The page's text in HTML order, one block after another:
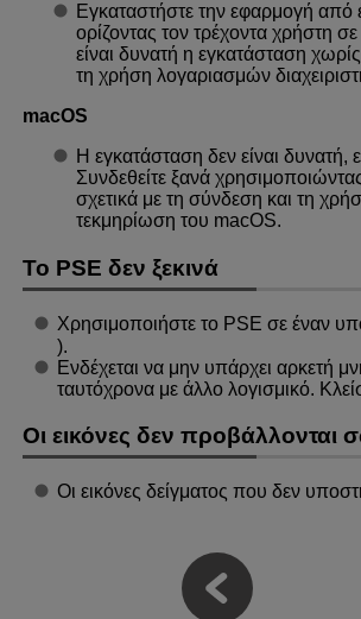
Εγκαταστήστε την εφαρμογή από
ορίζοντας τον τρέχοντα χρήστη σε
είναι δυνατή η εγκατάσταση
τη χρήση λογαριασμών
macOS
Η εγκατάσταση δεν είναι δυνατή,
Συνδεθείτε ξανά
σχετικά με τη σύνδεση και τη
τεκμηρίωση του macOS.
Το PSE δεν ξεκινά
Χρησιμοποιήστε το PSE σε έναν
).
Ενδέχεται να μην υπάρχει αρκετή
ταυτόχρονα με άλλο λογισμικό.
Οι εικόνες δεν προβάλλονται
Οι εικόνες δείγματος που δεν